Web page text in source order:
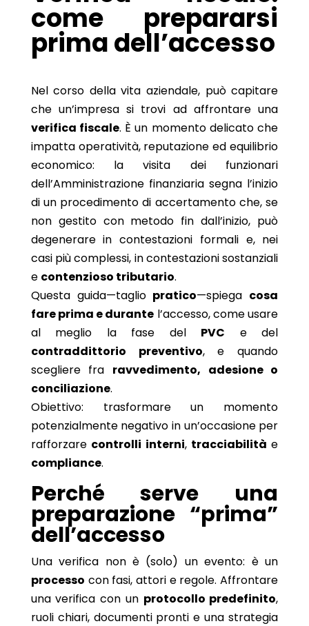
come prepararsi
prima dell’accesso
Nel corso della vita aziendale, può capitare
che un’impresa si trovi ad affrontare una
verifica fiscale. È un momento delicato che
impatta operatività, reputazione ed equilibrio
economico: la visita dei funzionari
dell’Amministrazione finanziaria segna l’inizio
di un procedimento di accertamento che, se
non gestito con metodo fin dall’inizio, può
degenerare in contestazioni formali e, nei
casi più complessi, in contestazioni sostanziali
e contenzioso tributario.
Questa guida—taglio pratico—spiega cosa
fare prima e durante l’accesso, come usare
al meglio la fase del PVC e del
contraddittorio preventivo, e quando
scegliere fra ravvedimento, adesione o
conciliazione.
Obiettivo: trasformare un momento
potenzialmente negativo in un’occasione per
rafforzare controlli interni, tracciabilità e
compliance.
Perché serve una
preparazione “prima”
dell’accesso
Una verifica non è (solo) un evento: è un
processo con fasi, attori e regole. Affrontare
una verifica con un protocollo predefinito,
ruoli chiari, documenti pronti e una strategia